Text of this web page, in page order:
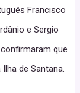
Francisco
e Sergio
que
de Santana.